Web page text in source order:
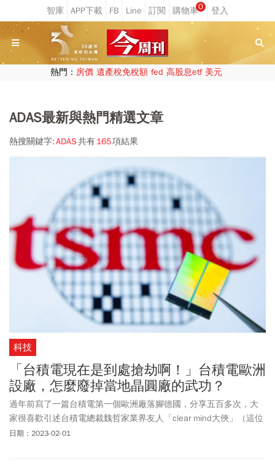
0
熱門： 房價 遺產稅免稅額 fed 高股息etf 美元
ADAS最新與熱門精選文章
熱搜關鍵字:ADAS共有165項結果
科技
「台積電現在是到處搶劫啊！」台積電歐洲
設廠，怎麼廢掉當地晶圓廠的武功？
過年前寫了一篇台積電第一個歐洲廠落腳德國，分享五百多次，大
家很喜歡引述台積電總裁魏哲家業界友人「clear mind大俠」（這位
友人，魏哲家曾稱讚他文章寫得很好、有「clear mind」）的這幾句
日期：2023-02-01